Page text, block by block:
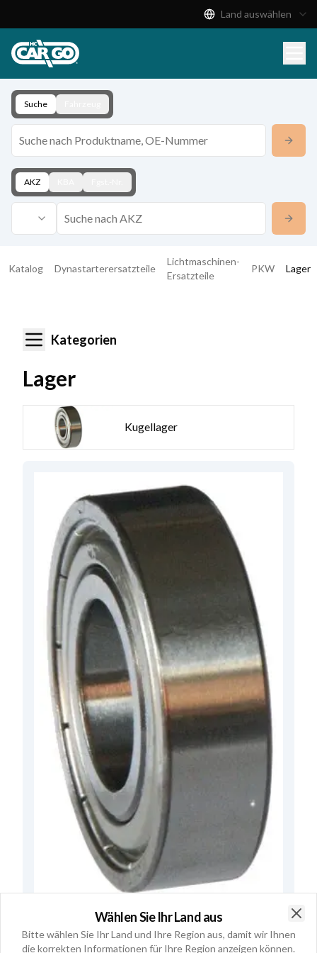
Download
Kontakt
Land auswählen
Suche
AKZ
Katalog Dynastarterersatzteile
Lichtmaschinen-
Ersatzteile
PKW Lager
Kategorien
Lager
Kugellager
F032140086 - Kugellager
Gebrauchsnummern140086
Wählen Sie Ihr Land aus
Bitte wählen Sie Ihr Land und Ihre Region aus, damit wir Ihnen
die korrekten Informationen für Ihre Region anzeigen können.